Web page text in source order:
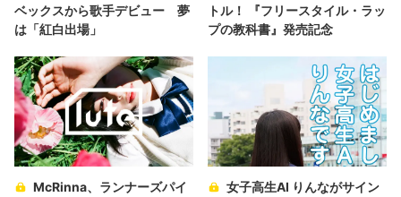
ベックスから歌手デビュー 夢
は「紅白出場」
トル！ 『フリースタイル・ラッ
プの教科書』発売記念
McRinna、ランナーズパイ
女子高生AI りんながサイン